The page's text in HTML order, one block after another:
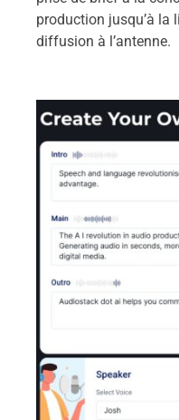
production jusqu’à la
diffusion à l’antenne.